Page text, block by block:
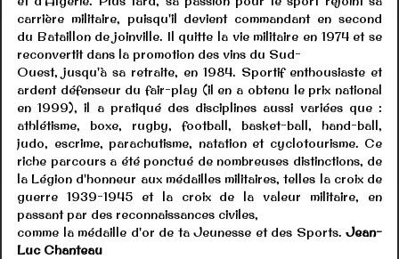
carrière militaire, puisqu'il devient commandant en second
du Bataillon de joinville. Il quitte la vie militaire en 1974 et se
reconvertit dans la promotion des vins du Sud-
Ouest, jusqu'à sa retraite, en 1984. Sportif enthousiaste et
ardent défenseur du fair-play (il en a obtenu le prix national
en 1999), il a pratiqué des disciplines aussi variées que :
athlétisme, boxe, rugby, football, basket-ball, hand-ball,
judo, escrime, parachutisme, natation et cyclotourisme. Ce
riche parcours a été ponctué de nombreuses distinctions, de
la Légion d'honneur aux médailles militaires, telles la croix de
guerre 1939-1945 et la croix de la valeur militaire, en
passant par des reconnaissances civiles,
comme la médaille d'or de ta Jeunesse et des Sports. Jean-
Luc Chanteau